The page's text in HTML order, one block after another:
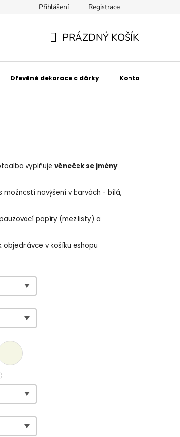
s námi! Obchodní podmínky
Přihlášení Registrace
KOŠÍK
PRÁZDNÝ KOŠÍK
Dřevěné dekorace a dárky Kontakt
vyplňuje věneček se jmény
navýšení v barvách - bílá,
papíry (mezilisty) a
v košíku eshopu